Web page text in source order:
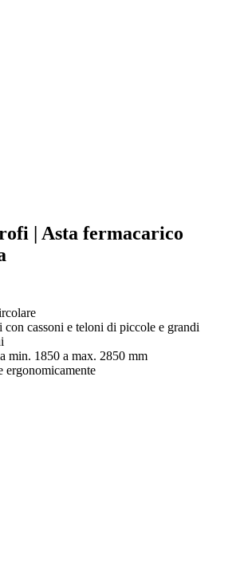
| Asta fermacarico
con cassoni e teloni di piccole e grandi
min. 1850 a max. 2850 mm
ergonomicamente